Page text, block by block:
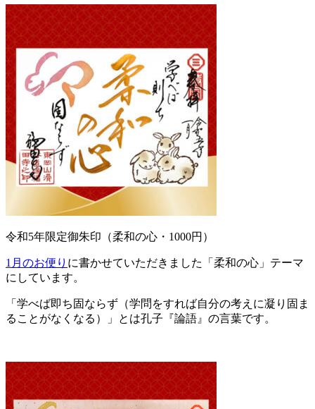
令和5年限定御朱印（柔和の心・1000円）
1月のお便り に書かせていただきました「柔和の心」テーマ
にしています。
「学べば即ち固ならず（学問をすれば自分の考えに凝り固ま
ることがなくなる）」とは孔子『論語』の言葉です。